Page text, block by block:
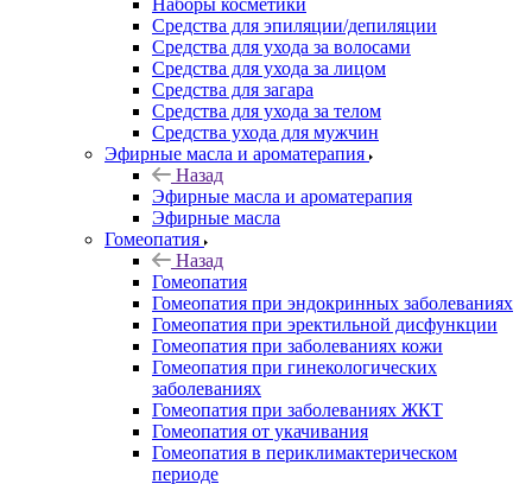
Наборы косметики
Средства для эпиляции/депиляции
Средства для ухода за волосами
Средства для ухода за лицом
Средства для загара
Средства для ухода за телом
Средства ухода для мужчин
Эфирные масла и ароматерапия
Назад
Эфирные масла и ароматерапия
Эфирные масла
Гомеопатия
Назад
Гомеопатия
Гомеопатия при эндокринных заболеваниях
Гомеопатия при эректильной дисфункции
Гомеопатия при заболеваниях кожи
Гомеопатия при гинекологических
заболеваниях
Гомеопатия при заболеваниях ЖКТ
Гомеопатия от укачивания
Гомеопатия в периклимактерическом
периоде